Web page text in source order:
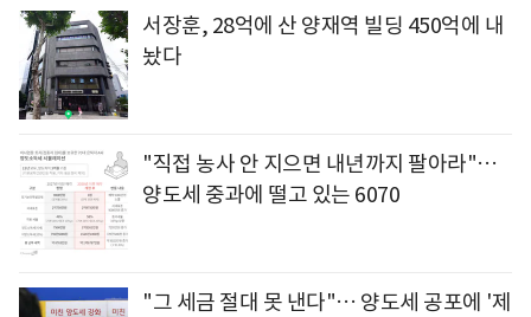
서장훈, 28억에 산 양재역 빌딩 450억에 내
놨다
"직접 농사 안 지으면 내년까지 팔아라"…
양도세 중과에 떨고 있는 6070
"그 세금 절대 못 낸다"… 양도세 공포에 '제